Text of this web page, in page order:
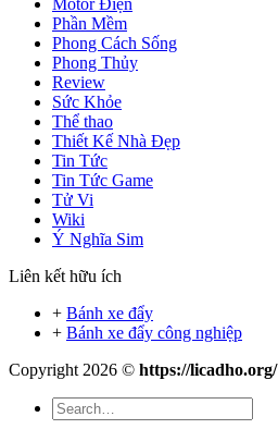
Motor Điện
Phần Mềm
Phong Cách Sống
Phong Thủy
Review
Sức Khỏe
Thể thao
Thiết Kế Nhà Đẹp
Tin Tức
Tin Tức Game
Tử Vi
Wiki
Ý Nghĩa Sim
Liên kết hữu ích
+ Bánh xe đẩy
+ Bánh xe đẩy công nghiệp
Copyright 2026 © https://licadho.org/